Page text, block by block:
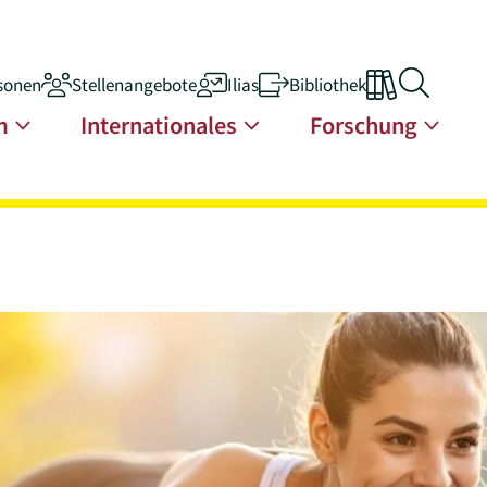
Stellenangebote Ilias Bibliothek
Internationales Forschung